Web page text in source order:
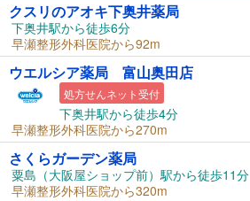
クスリのアオキ下奥井薬局
下奥井駅から徒歩6分
早瀬整形外科医院から92m
ウエルシア薬局 富山奥田店
処方せんネット受付
下奥井駅から徒歩4分
早瀬整形外科医院から270m
さくらガーデン薬局
粟島（大阪屋ショップ前）駅から徒歩11分
早瀬整形外科医院から320m